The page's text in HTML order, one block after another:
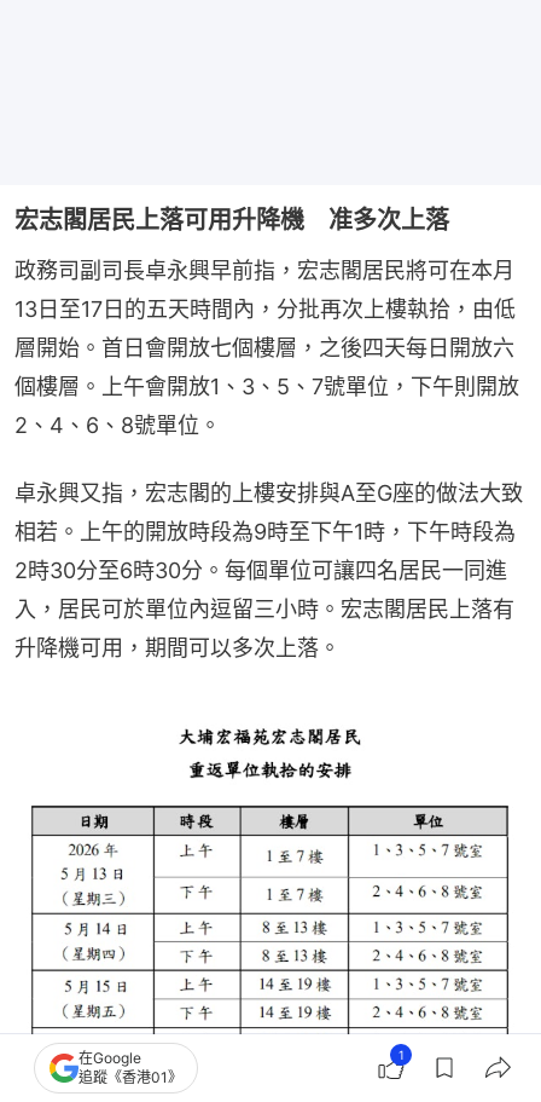
宏志閣居民上落可用升降機 准多次上落
政務司副司長卓永興早前指，宏志閣居民將可在本月
13日至17日的五天時間內，分批再次上樓執拾，由低
層開始。首日會開放七個樓層，之後四天每日開放六
個樓層。上午會開放1、3、5、7號單位，下午則開放
2、4、6、8號單位。
卓永興又指，宏志閣的上樓安排與A至G座的做法大致
相若。上午的開放時段為9時至下午1時，下午時段為
2時30分至6時30分。每個單位可讓四名居民一同進
入，居民可於單位內逗留三小時。宏志閣居民上落有
升降機可用，期間可以多次上落。
在Google
追蹤《香港01》
1